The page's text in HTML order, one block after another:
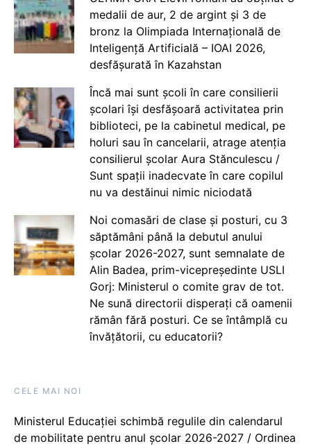
medalii de aur, 2 de argint și 3 de
bronz la Olimpiada Internațională de
Inteligență Artificială – IOAI 2026,
desfășurată în Kazahstan
Încă mai sunt școli în care consilierii
școlari își desfășoară activitatea prin
biblioteci, pe la cabinetul medical, pe
holuri sau în cancelarii, atrage atenția
consilierul școlar Aura Stănculescu /
Sunt spații inadecvate în care copilul
nu va destăinui nimic niciodată
Noi comasări de clase și posturi, cu 3
săptămâni până la debutul anului
școlar 2026-2027, sunt semnalate de
Alin Badea, prim-vicepreședinte USLI
Gorj: Ministerul o comite grav de tot.
Ne sună directorii disperați că oamenii
rămân fără posturi. Ce se întâmplă cu
învățătorii, cu educatorii?
CELE MAI NOI
Ministerul Educației schimbă regulile din calendarul
de mobilitate pentru anul școlar 2026-2027 / Ordinea